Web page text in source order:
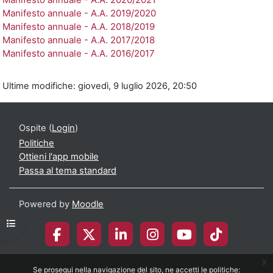
Se prosegui nella navigazione del sito, ne accetti le politiche:
x
Apri indice del corso
Manifesto annuale - A.A. 2019/2020
Manifesto annuale - A.A. 2018/2019
Manifesto annuale - A.A. 2017/2018
Manifesto annuale - A.A. 2016/2017
Ultime modifiche: giovedì, 9 luglio 2026, 20:50
Ospite (Login)
Politiche
Ottieni l'app mobile
Passa al tema standard
Powered by Moodle